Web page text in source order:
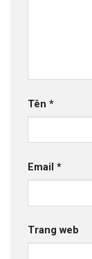
Tên *
Email *
Trang web